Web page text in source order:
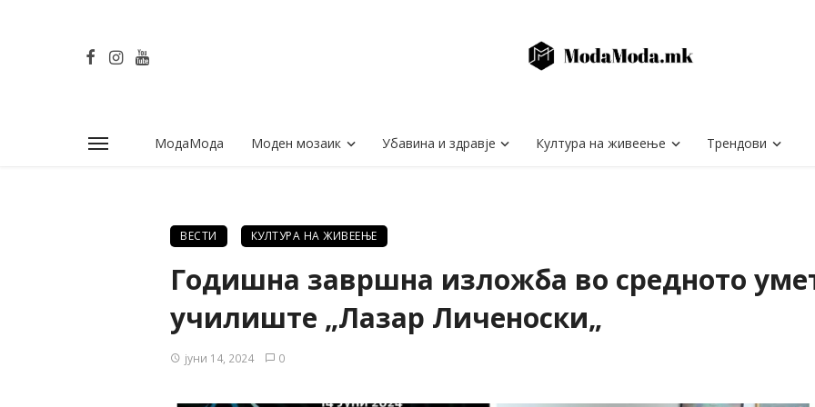
МодаМода Моден мозаик Убавина и здравје Култура на живеење Трендови
ВЕСТИ КУЛТУРА НА ЖИВЕЕЊЕ
Годишна завршна изложба во средното
училиште „Лазар Личеноски„
јуни 14, 2024 0